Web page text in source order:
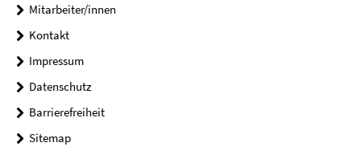
Mitarbeiter/innen
Kontakt
Impressum
Datenschutz
Barrierefreiheit
Sitemap